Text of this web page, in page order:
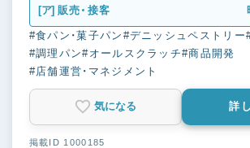
[ア] 販売・接客
#食パン・菓子パン #デニッシュペストリー
#調理パン#オールスクラッチ#商品開発
#店舗運営・マネジメント
気になる 詳
掲載ID 1000185